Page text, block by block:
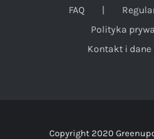
FAQ
Polityka
Kontakt i
Copyright 2020